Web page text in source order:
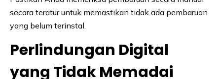
secara teratur untuk memastikan tidak ada pembaruan
yang belum terinstal.
Perlindungan Digital
yang Tidak Memadai